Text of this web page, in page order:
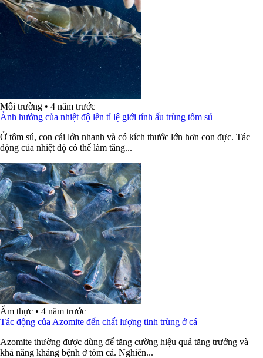
Môi trường • 4 năm trước
Ảnh hưởng của nhiệt độ lên tỉ lệ giới tính ấu trùng tôm sú
Ở tôm sú, con cái lớn nhanh và có kích thước lớn hơn con đực. Tác
động của nhiệt độ có thể làm tăng...
Ẩm thực • 4 năm trước
Tác động của Azomite đến chất lượng tinh trùng ở cá
Azomite thường được dùng để tăng cường hiệu quả tăng trưởng và
khả năng kháng bệnh ở tôm cá. Nghiên...